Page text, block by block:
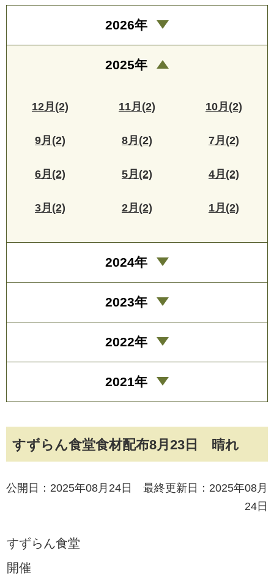
すずらん食堂食材配布8月23日 晴れ
公開日：2025年08月24日 最終更新日：2025年08月
24日
すずらん食堂
開催
2026年
2025年
12月(2) 11月(2) 10月(2)
9月(2) 8月(2) 7月(2)
6月(2) 5月(2) 4月(2)
3月(2) 2月(2) 1月(2)
2024年
2023年
2022年
2021年